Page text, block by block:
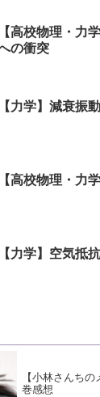
【高校物理・力
の衝突
【力学】減衰振
【高校物理・力
【力学】空気抵
【小林さんち
巻感想